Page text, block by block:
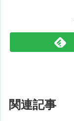
関連記事